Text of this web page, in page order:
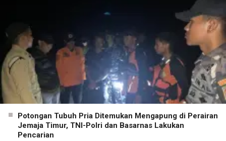
Potongan Tubuh Pria Ditemukan Mengapung di Perairan
Jemaja Timur, TNI-Polri dan Basarnas Lakukan
Pencarian